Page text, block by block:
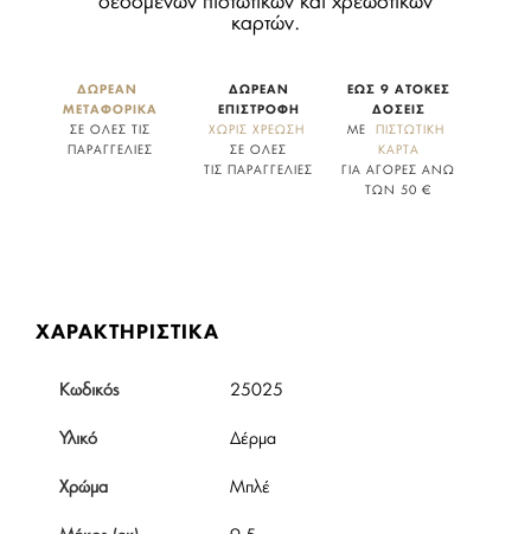
καρτών.
ΔΩΡΕΑΝ
ΜΕΤΑΦΟΡΙΚΑ
ΣΕ ΟΛΕΣ ΤΙΣ
ΠΑΡΑΓΓΕΛΙΕΣ
ΔΩΡΕΑΝ
ΕΠΙΣΤΡΟΦΗ
ΧΩΡΙΣ ΧΡΕΩΣΗ
ΣΕ ΟΛΕΣ
ΤΙΣ ΠΑΡΑΓΓΕΛΙΕΣ
ΕΩΣ 9 ΑΤΟΚΕΣ
ΔΟΣΕΙΣ
ΜΕ
  ΠΙΣΤΩΤΙΚΗ
ΚΑΡΤΑ
ΓΙΑ ΑΓΟΡΕΣ ΑΝΩ
ΤΩΝ 50 €
ΧΑΡΑΚΤΗΡΙΣΤΙΚΑ
Κωδικός 25025
Υλικό Δέρμα
Χρώμα Μπλέ